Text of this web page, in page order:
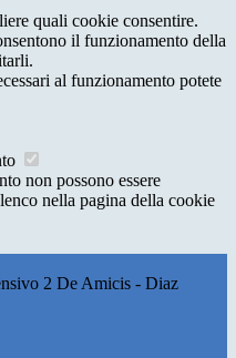
quali cookie consentire.
il funzionamento della
al funzionamento potete
non possono essere
nella pagina della cookie
2 De Amicis - Diaz